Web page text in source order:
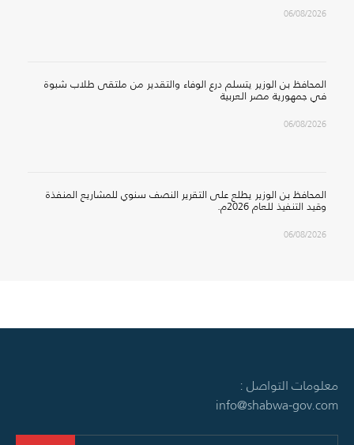
06/08/2026
المحافظ بن الوزير يتسلم درع الوفاء والتقدير من ملتقى طلاب شبوة
في جمهورية مصر العربية
06/08/2026
المحافظ بن الوزير يطلع على التقرير النصف سنوي للمشاريع المنفذة
وقيد التنفيذ للعام 2026م.
06/08/2026
معلومات التواصل :
info@shabwa-gov.com